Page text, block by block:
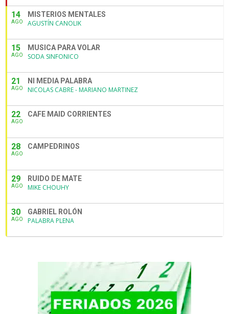
14
AGO
MISTERIOS MENTALES
AGUSTÍN CANOLIK
15
AGO
MUSICA PARA VOLAR
SODA SINFONICO
21
AGO
NI MEDIA PALABRA
NICOLAS CABRE - MARIANO MARTINEZ
22
AGO
CAFE MAID CORRIENTES
28
AGO
CAMPEDRINOS
29
AGO
RUIDO DE MATE
MIKE CHOUHY
30
AGO
GABRIEL ROLÓN
PALABRA PLENA